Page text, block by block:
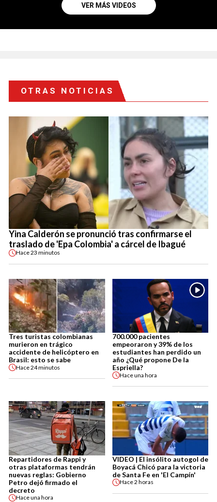
VER MÁS VIDEOS
OTRAS NOTICIAS
Yina Calderón se pronunció tras confirmarse el
traslado de 'Epa Colombia' a cárcel de Ibagué
Hace23 minutos
Tres turistas colombianas
murieron en trágico
accidente de helicóptero en
Brasil: esto se sabe
Hace24 minutos
700.000 pacientes
empeoraron y 39% de los
estudiantes han perdido un
año ¿Qué propone De la
Espriella?
Haceuna hora
Repartidores de Rappi y
otras plataformas tendrán
nuevas reglas: Gobierno
Petro dejó firmado el
decreto
Haceuna hora
VIDEO | El insólito autogol de
Boyacá Chicó para la victoria
de Santa Fe en 'El Campín'
Hace2 horas